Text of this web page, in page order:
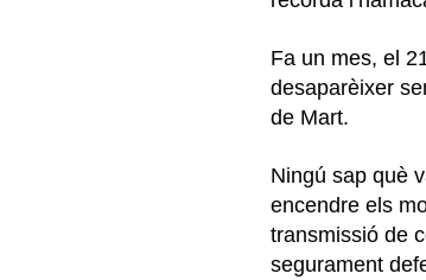
Fa un mes, el
desaparèixer
de Mart.
Ningú sap què
encendre els
transmissió de
segurament